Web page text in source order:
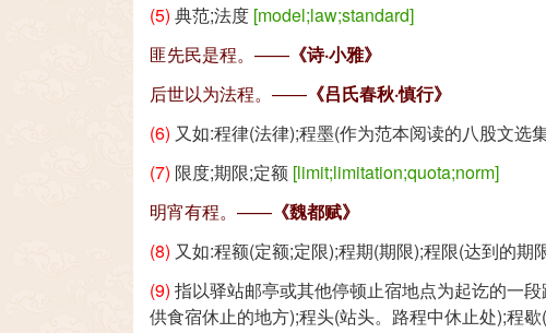
(5) 典范;法度 [model;law;standard]
匪先民是程。—— 《诗·小雅》
后世以为法程。—— 《吕氏春秋·慎行》
(6) 又如:程律(法律);程墨(作为范本阅读的八股文选
(7) 限度;期限;定额 [limit;limitation;quota;norm]
明宵有程。—— 《魏都赋》
(8) 又如:程额(定额;定限);程期(期限);程限(达到的期
(9) 指以驿站邮亭或其他停顿止宿地点为起讫的一段
供食宿休止的地方);程头(站头。路程中休止处);程